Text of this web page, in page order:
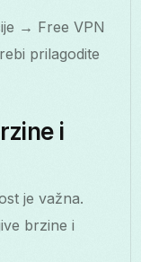
→ Free VPN
prilagodite
i
je važna.
brzine i